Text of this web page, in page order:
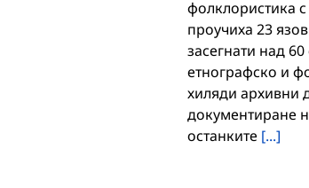
фолклористика
проучиха 23
засегнати над
етнографско и
хиляди архивни
документиране
останките [...]